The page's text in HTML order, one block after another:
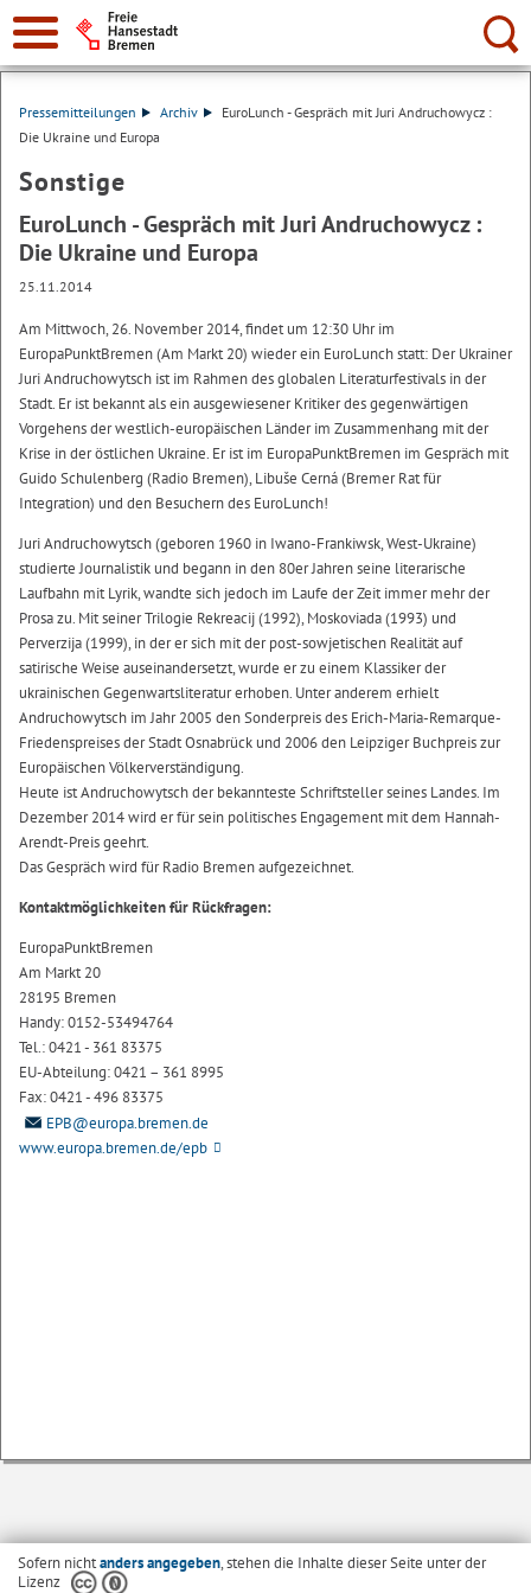
Suche:
Pressemitteilungen Archiv
EuroLunch - Gespräch mit Juri Andruchowycz :
Die Ukraine und Europa
Sonstige
EuroLunch - Gespräch mit Juri Andruchowycz :
Die Ukraine und Europa
25.11.2014
Am Mittwoch, 26. November 2014, findet um 12:30 Uhr im
EuropaPunktBremen (Am Markt 20) wieder ein EuroLunch statt: Der Ukrainer
Juri Andruchowytsch ist im Rahmen des globalen Literaturfestivals in der
Stadt. Er ist bekannt als ein ausgewiesener Kritiker des gegenwärtigen
Vorgehens der westlich-europäischen Länder im Zusammenhang mit der
Krise in der östlichen Ukraine. Er ist im EuropaPunktBremen im Gespräch mit
Guido Schulenberg (Radio Bremen), Libuše Cerná (Bremer Rat für
Integration) und den Besuchern des EuroLunch!
Juri Andruchowytsch (geboren 1960 in Iwano-Frankiwsk, West-Ukraine)
studierte Journalistik und begann in den 80er Jahren seine literarische
Laufbahn mit Lyrik, wandte sich jedoch im Laufe der Zeit immer mehr der
Prosa zu. Mit seiner Trilogie Rekreacij (1992), Moskoviada (1993) und
Perverzija (1999), in der er sich mit der post-sowjetischen Realität auf
satirische Weise auseinandersetzt, wurde er zu einem Klassiker der
ukrainischen Gegenwartsliteratur erhoben. Unter anderem erhielt
Andruchowytsch im Jahr 2005 den Sonderpreis des Erich-Maria-Remarque-
Friedenspreises der Stadt Osnabrück und 2006 den Leipziger Buchpreis zur
Europäischen Völkerverständigung.
Heute ist Andruchowytsch der bekannteste Schriftsteller seines Landes. Im
Dezember 2014 wird er für sein politisches Engagement mit dem Hannah-
Arendt-Preis geehrt.
Das Gespräch wird für Radio Bremen aufgezeichnet.
Kontaktmöglichkeiten für Rückfragen:
EuropaPunktBremen
Am Markt 20
28195 Bremen
Handy: 0152-53494764
Tel.: 0421 - 361 83375
EU-Abteilung: 0421 – 361 8995
Fax: 0421 - 496 83375
EPB@europa.bremen.de
www.europa.bremen.de/epb
Sofern nichtanders angegeben, stehen die Inhalte dieser Seite unter der
Lizenz